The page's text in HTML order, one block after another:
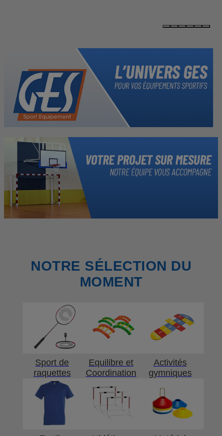
NOTRE SÉLECTION DU
MOMENT
Sport de
raquettes
Equilibre et
Coordination
Activités
gymniques